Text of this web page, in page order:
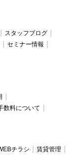
スタッフブログ
セミナー情報
数料について
チラシ
賃貸管理